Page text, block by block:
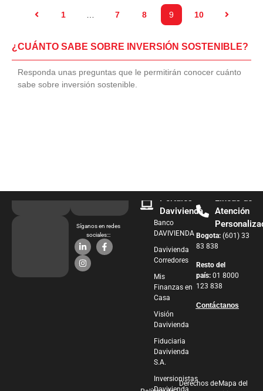
1 7 8 9 10
¿CUÁNTO SABE SOBRE INVERSIÓN SOSTENIBLE?
Responda unas preguntas que le permitirán conocer cuánto
sabe sobre inversión sostenible.
Síganos en redes
sociales:::
Portales
Davivienda
Banco
DAVIVIENDA
Davivienda
Corredores
Mis
Finanzas en
Casa
Visión
Davivienda
Fiduciaria
Davivienda
S.A.
Inversionistas
Davivienda
Líneas de
Atención
Bogota: (601) 33
83 838
Resto del
país: 01 8000
123 838
Contáctanos
Derechos de Mapa del